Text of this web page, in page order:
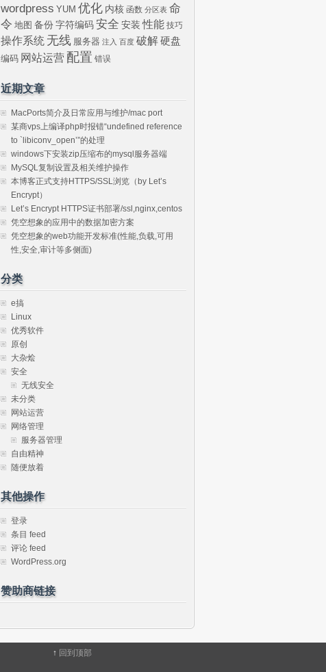
wordpress YUM 优化 内核 函数 分区表 命
令 地图 备份 字符编码 安全 安装 性能 技巧
操作系统 无线 服务器 注入 百度 破解硬盘
编码 网站运营 配置 错误
近期文章
MacPorts简介及日常应用与维护/mac port
某商vps上编译php时报错“undefined reference
to `libiconv_open’”的处理
windows下安装zip压缩布的mysql服务器端
MySQL复制设置及相关维护操作
本博客正式支持HTTPS/SSL浏览（by Let’s
Encrypt）
Let’s Encrypt HTTPS证书部署/ssl,nginx,centos
凭空想象的应用中的数据加密方案
凭空想象的web功能开发标准(性能,负载,可用
性,安全,审计等多侧面)
分类
e搞
Linux
优秀软件
原创
大杂烩
安全
无线安全
未分类
网站运营
网络管理
服务器管理
自由精神
随便放着
其他操作
登录
条目 feed
评论 feed
WordPress.org
赞助商链接
↑ 回到顶部